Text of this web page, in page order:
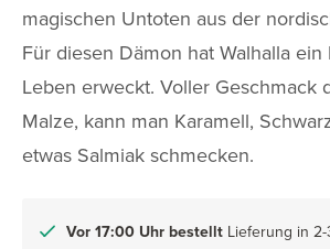
magischen Untoten aus der
Für diesen Dämon hat Walhalla
Leben erweckt. Voller Geschmack
Malze, kann man Karamell,
etwas Salmiak schmecken.
Vor 17:00 Uhr bestellt Lieferung in